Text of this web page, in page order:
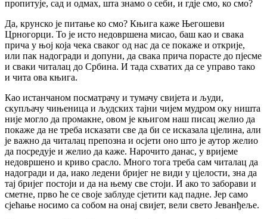
пропитује, сад и одмах, шта знамо о себи, и гдје смо, ко смо?
Да, крунско је питање ко смо? Књига каже Његошеви
Црногорци. То је исто недовршена мисао, баш као и свака
прича у њој која чека сваког од нас да се покаже и открије,
или пак надогради и допуни, да свака прича порасте до пјесме
и сваки читалац до Србина. И тада схватих да се управо тако
и чита ова књига.
Као истанчаном посматрачу и тумачу свијета и људи,
скупљачу чињеница и људских тајни чијем мудром оку ништа
није могло да промакне, овом је књигом наш писац желио да
покаже да не треба исказати све да би се исказала цјелина, али
је важно да читалац препозна и осјети оно што је аутор желио
да посредује и желио да каже. Нарочито данас, у вријеме
недовршено и криво срасло. Много тога треба сам читалац да
надогради и да, иако ледени бријег не види у цјелости, зна да
тај бријег постоји и да на њему све стоји. И ако то заборави и
сметне, прво ће се своје заблуде сјетити кад падне. Јер само
сјећање носимо са собом на онај свијет, вели свето Јеванђеље.